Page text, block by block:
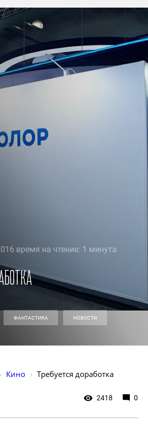
время на чтение: 1 минута
ФАНТАСТИКА НОВОСТИ
Кино Требуется доработка
2418 0